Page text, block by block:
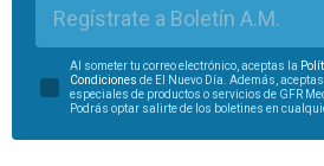
Regístrate a Boletín A.M.
Al someter tu correo electrónico, aceptas la
Condiciones de El Nuevo Día. Además,
especiales de productos o servicios de GFR
Podrás optar salirte de los boletines en